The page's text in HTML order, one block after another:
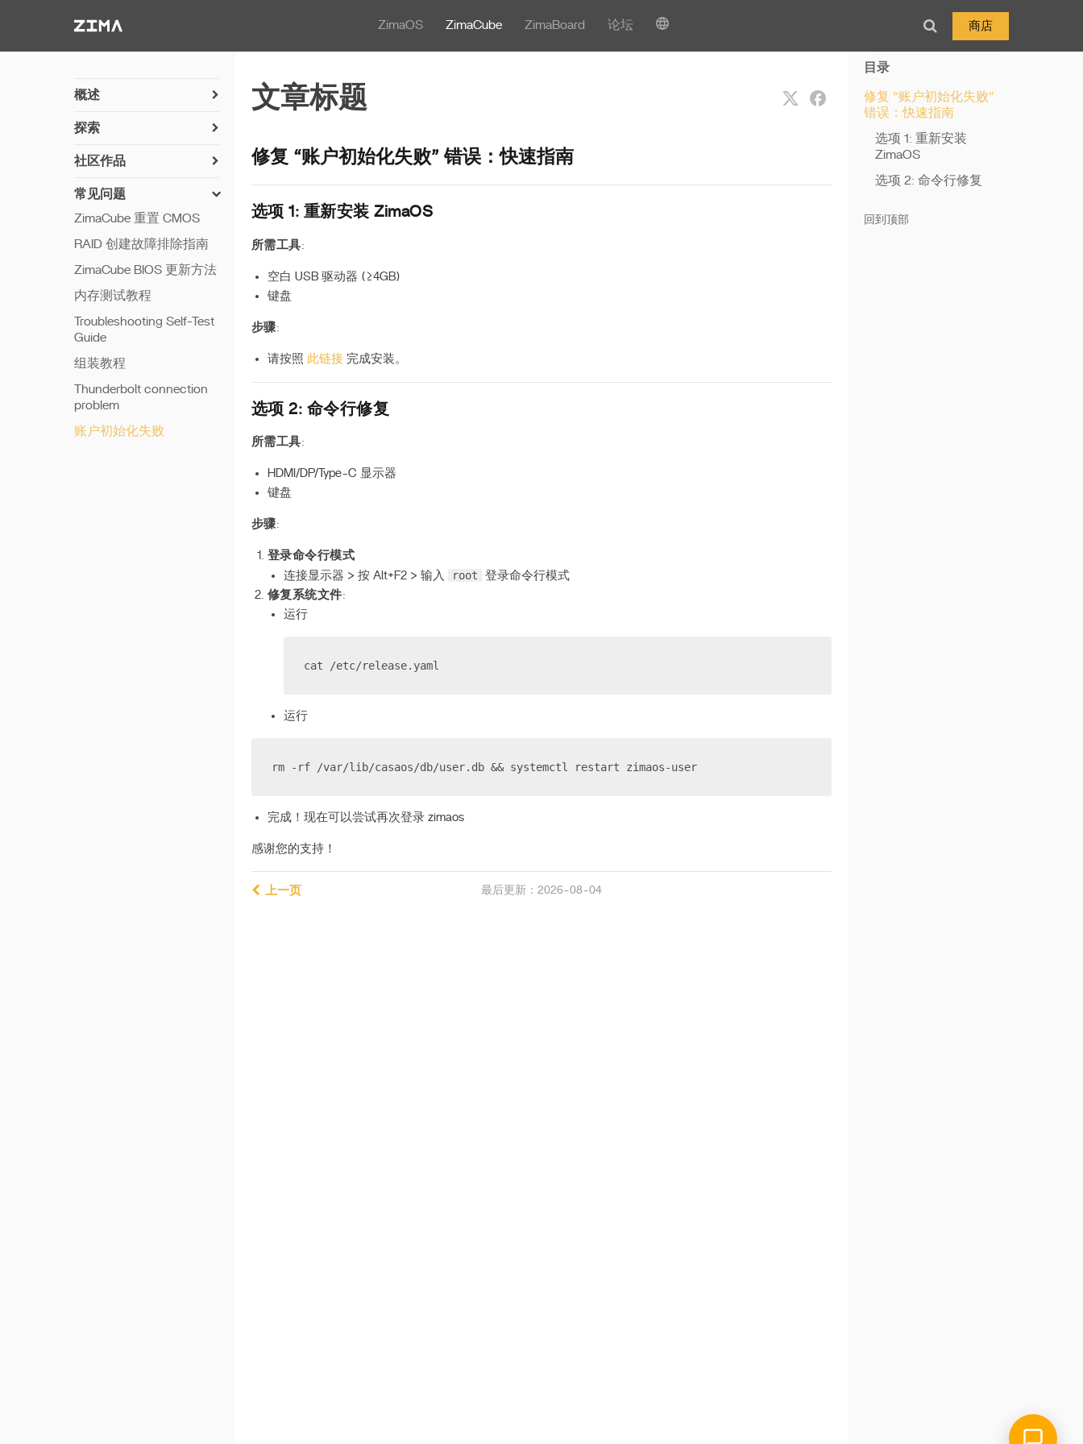
ZimaOS ZimaCube ZimaBoard 论坛 商店
文章标题
修复 “账户初始化失败” 错误：快速指南
选项 1: 重新安装 ZimaOS
所需工具:
空白 USB 驱动器 (≥4GB)
键盘
步骤:
请按照 此链接 完成安装。
选项 2: 命令行修复
所需工具:
HDMI/DP/Type-C 显示器
键盘
步骤:
登录命令行模式
连接显示器 > 按 Alt+F2 > 输入
root
登录命令行模式
修复系统文件:
运行
cat /etc/release.yaml
运行
rm -rf /var/lib/casaos/db/user.db && systemctl restart zimaos-user
完成！现在可以尝试再次登录 zimaos
感谢您的支持！
最后更新：2026-08-04
上一页
目录
修复 “账户初始化失败”
错误：快速指南
选项 1: 重新安装
ZimaOS
选项 2: 命令行修复
回到顶部
概述
开机指南
硬件简述
硬件详情
探索
安装你的磁盘
自动开机
安装 UnRAID
安装 TrueNAS
DIY 风扇指南
Thunderbolt 传输速度
Compatible Network
社区作品
常见问题
ZimaCube 重置 CMOS
RAID 创建故障排除指南
ZimaCube BIOS 更新方法
内存测试教程
Troubleshooting Self-Test
Guide
组装教程
Thunderbolt connection
problem
账户初始化失败